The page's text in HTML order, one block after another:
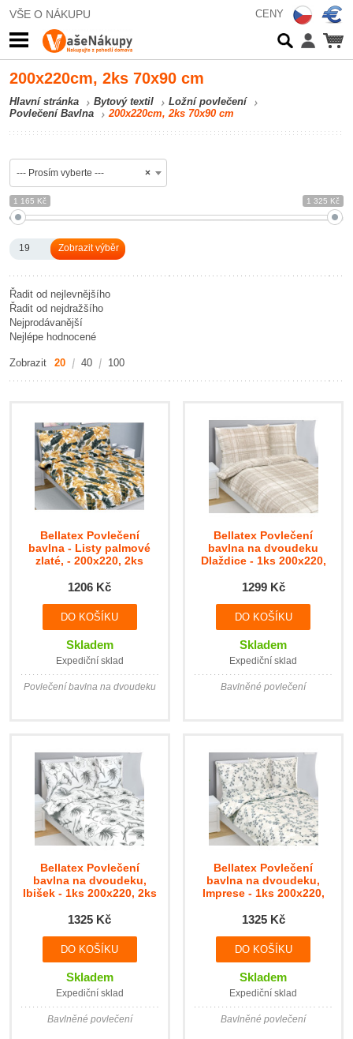
VŠE O NÁKUPU CENY
200x220cm, 2ks 70x90 cm
Hlavní stránka Bytový textil
Ložní povlečení
Povlečení Bavlna
200x220cm, 2ks 70x90 cm
×
--- Prosím vyberte ---
1 165 Kč 1 325 Kč
19
Řadit od nejlevnějšího
Řadit od nejdražšího
Nejprodávanější
Nejlépe hodnocené
Zobrazit 20 40 100
Bellatex Povlečení
bavlna - Listy palmové
zlaté, - 200x220, 2ks
1206 Kč
Skladem
Expediční sklad
Povlečení bavlna na dvoudeku
Bellatex Povlečení
bavlna na dvoudeku
Dlaždice - 1ks 200x220,
1299 Kč
Skladem
Expediční sklad
Bavlněné povlečení
Bellatex Povlečení
bavlna na dvoudeku,
Ibišek - 1ks 200x220, 2ks
1325 Kč
Skladem
Expediční sklad
Bavlněné povlečení
Bellatex Povlečení
bavlna na dvoudeku,
Imprese - 1ks 200x220,
1325 Kč
Skladem
Expediční sklad
Bavlněné povlečení